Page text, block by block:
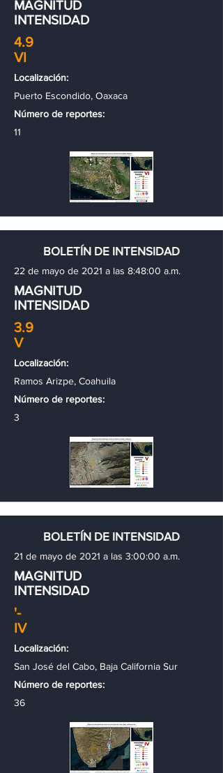
MAGNITUD
INTENSIDAD
4.9
VI
Localización:
Puerto Escondido, Oaxaca
Número de reportes:
11
BOLETÍN DE INTENSIDAD
22 de mayo de 2021 a las 8:48:00 a.m.
MAGNITUD
INTENSIDAD
3.9
V
Localización:
Ramos Arizpe, Coahuila
Número de reportes:
3
BOLETÍN DE INTENSIDAD
21 de mayo de 2021 a las 3:00:00 a.m.
MAGNITUD
INTENSIDAD
'-
IV
Localización:
San José del Cabo, Baja California Sur
Número de reportes:
36